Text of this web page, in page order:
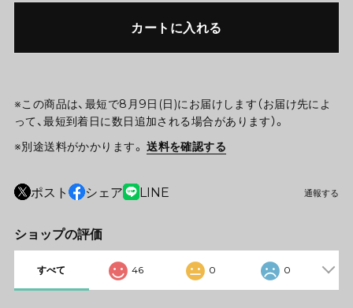
カートに入れる
※この商品は、最短で8月9日(日)にお届けします（お届け先によ
って、最短到着日に数日追加される場合があります）。
※別途送料がかかります。 送料を確認する
ポスト シェア LINE 通報する
ショップの評価
すべて 46 0 0